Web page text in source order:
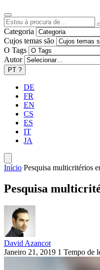
Categoria
Cujos temas são
O Tags
Autor
PT ?
DE
FR
EN
CS
ES
IT
JA
Início Pesquisa multicritérios
Pesquisa
David Azancot
Janeiro 21, 2019 1 Tempo de